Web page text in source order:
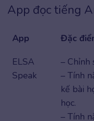
App đọc tiếng
App
Đặc
ELSA
Speak
– Chỉnh
– Tính
kế bài
học.
– Tính